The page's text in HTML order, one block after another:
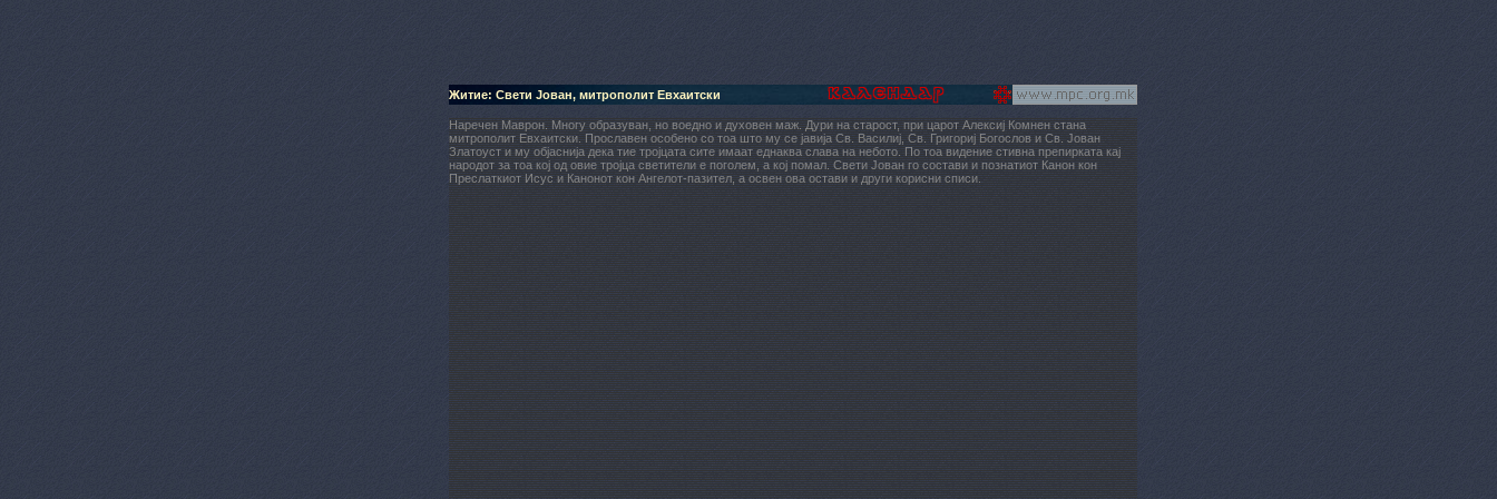
Житие: Свети Јован, митрополит Евхаитски
Наречен Маврон. Многу образуван, но воедно и духовен маж. Дури на старост, при царот Алексиј Комнен стана
митрополит Евхаитски. Прославен особено со тоа што му се јавија Св. Василиј, Св. Григориј Богослов и Св. Јован
Златоуст и му објаснија дека тие тројцата сите имаат еднаква слава на небото. По тоа видение стивна препирката кај
народот за тоа кој од овие тројца светители е поголем, а кој помал. Свети Јован го состави и познатиот Канон кон
Преслаткиот Исус и Канонот кон Ангелот-пазител, а освен ова остави и други корисни списи.